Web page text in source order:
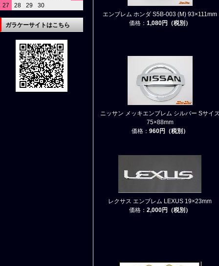
エンブレム ホンダ S5B-003 (M) 93×111mm
価格： 1,080円（税別）
ニッサン メッキエンブレム シルバー Sサイ
75×88mm
価格： 960円（税別）
レクサス エンブレム LEXUS 19×23mm
価格： 2,000円（税別）
27
28 29 30
ガラケーサイトはこちら